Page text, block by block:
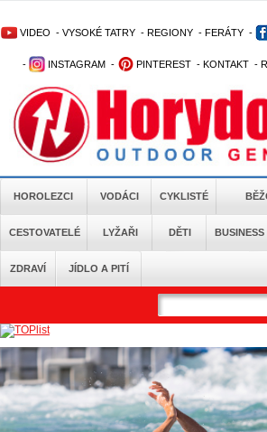
VIDEO - VYSOKÉ TATRY - REGIONY - FERÁTY -
- INSTAGRAM - PINTEREST - KONTAKT -
HOROLEZCI VODÁCI CYKLISTÉ
CESTOVATELÉ LYŽAŘI DĚTI BUSINESS
ZDRAVÍ JÍDLO A PITÍ